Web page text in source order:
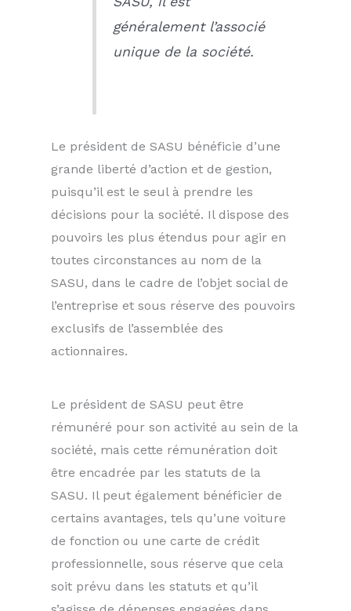
généralement l’associé
unique de la société.
Le président de SASU bénéficie d’une
grande liberté d’action et de gestion,
puisqu’il est le seul à prendre les
décisions pour la société. Il dispose des
pouvoirs les plus étendus pour agir en
toutes circonstances au nom de la
SASU, dans le cadre de l’objet social de
l’entreprise et sous réserve des pouvoirs
exclusifs de l’assemblée des
actionnaires.
Le président de SASU peut être
rémunéré pour son activité au sein de la
société, mais cette rémunération doit
être encadrée par les statuts de la
SASU. Il peut également bénéficier de
certains avantages, tels qu’une voiture
de fonction ou une carte de crédit
professionnelle, sous réserve que cela
soit prévu dans les statuts et qu’il